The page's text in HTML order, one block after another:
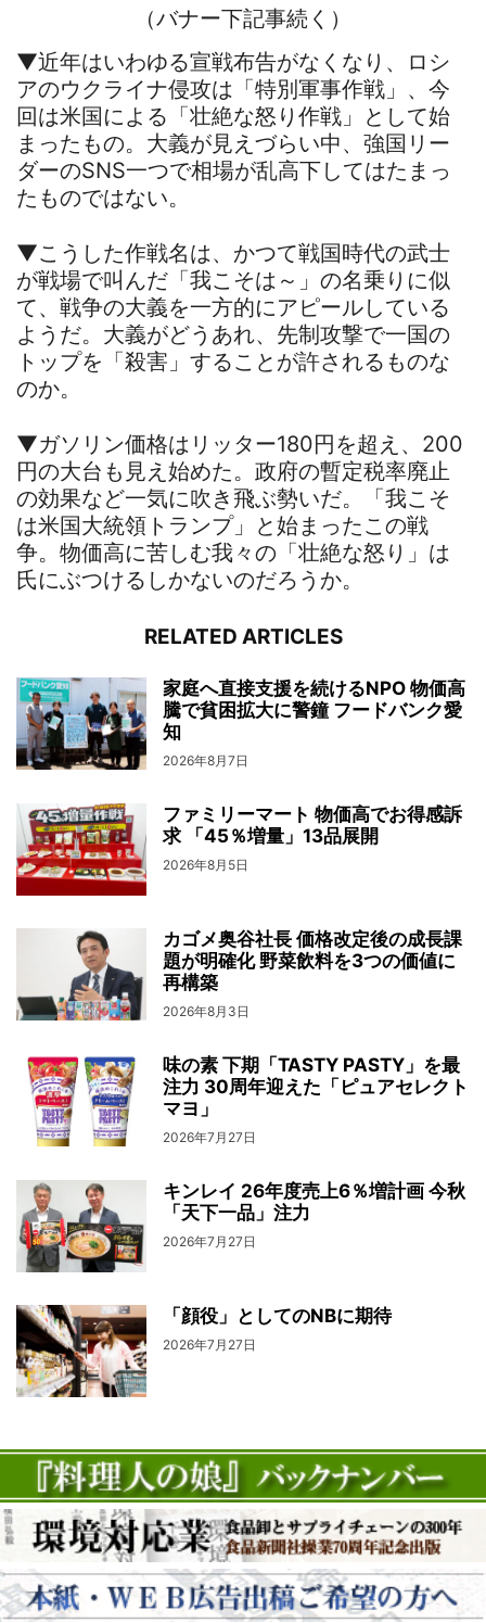
（バナー下記事続く）
▼近年はいわゆる宣戦布告がなくなり、ロシ
アのウクライナ侵攻は「特別軍事作戦」、今
回は米国による「壮絶な怒り作戦」として始
まったもの。大義が見えづらい中、強国リー
ダーのSNS一つで相場が乱高下してはたまっ
たものではない。
▼こうした作戦名は、かつて戦国時代の武士
が戦場で叫んだ「我こそは～」の名乗りに似
て、戦争の大義を一方的にアピールしている
ようだ。大義がどうあれ、先制攻撃で一国の
トップを「殺害」することが許されるものな
のか。
▼ガソリン価格はリッター180円を超え、200
円の大台も見え始めた。政府の暫定税率廃止
の効果など一気に吹き飛ぶ勢いだ。「我こそ
は米国大統領トランプ」と始まったこの戦
争。物価高に苦しむ我々の「壮絶な怒り」は
氏にぶつけるしかないのだろうか。
RELATED ARTICLES
家庭へ直接支援を続けるNPO 物価高
騰で貧困拡大に警鐘 フードバンク愛
知
2026年8月7日
ファミリーマート 物価高でお得感訴
求 「45％増量」13品展開
2026年8月5日
カゴメ奥谷社長 価格改定後の成長課
題が明確化 野菜飲料を3つの価値に
再構築
2026年8月3日
味の素 下期「TASTY PASTY」を最
注力 30周年迎えた「ピュアセレクト
マヨ」
2026年7月27日
キンレイ 26年度売上6％増計画 今秋
「天下一品」注力
2026年7月27日
「顔役」としてのNBに期待
2026年7月27日